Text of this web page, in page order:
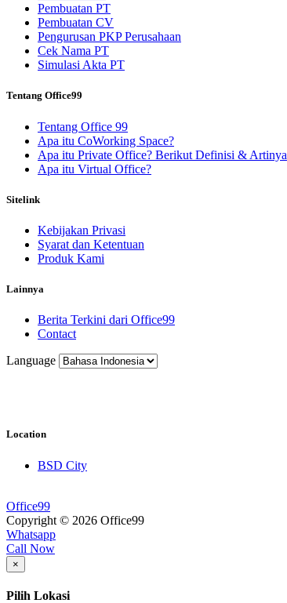
Pembuatan PT
Pembuatan CV
Pengurusan PKP Perusahaan
Cek Nama PT
Simulasi Akta PT
Tentang Office99
Tentang Office 99
Apa itu CoWorking Space?
Apa itu Private Office? Berikut Definisi & Artinya
Apa itu Virtual Office?
Sitelink
Kebijakan Privasi
Syarat dan Ketentuan
Produk Kami
Lainnya
Berita Terkini dari Office99
Contact
Language
Location
BSD City
Office99
Copyright © 2026 Office99
Whatsapp
Call Now
×
Pilih Lokasi